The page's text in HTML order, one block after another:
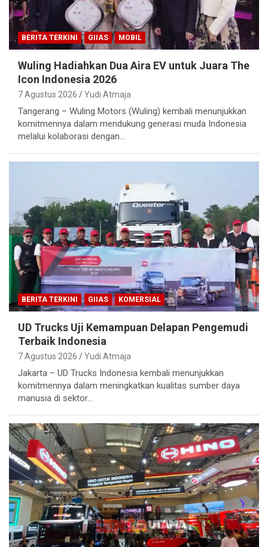
BERITA TERKINI GIIAS MOBIL
Wuling Hadiahkan Dua Aira EV untuk Juara The
Icon Indonesia 2026
7 Agustus 2026 Yudi Atmaja
Tangerang – Wuling Motors (Wuling) kembali menunjukkan
komitmennya dalam mendukung generasi muda Indonesia
melalui kolaborasi dengan…
BERITA TERKINI GIIAS KOMERSIAL
UD Trucks Uji Kemampuan Delapan Pengemudi
Terbaik Indonesia
7 Agustus 2026 Yudi Atmaja
Jakarta – UD Trucks Indonesia kembali menunjukkan
komitmennya dalam meningkatkan kualitas sumber daya
manusia di sektor…